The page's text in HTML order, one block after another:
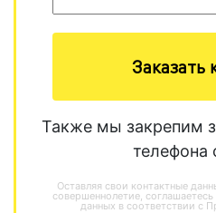
Заказать
Также мы закрепим
телефона
Оставляя свои контактные
совершеннолетие,
данных в соответствии с